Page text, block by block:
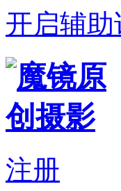
开启辅助
注册